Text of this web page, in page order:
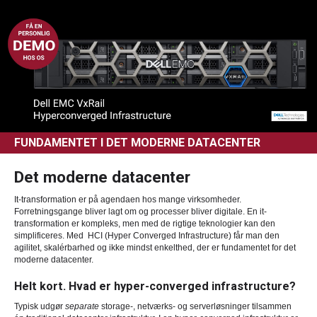
FUNDAMENTET I DET MODERNE DATACENTER
Det moderne datacenter
It-transformation er på agendaen hos mange virksomheder.
Forretningsgange bliver lagt om og processer bliver digitale. En it-
transformation er kompleks, men med de rigtige teknologier kan den
simplificeres. Med HCI (Hyper Converged Infrastructure) får man den
agilitet, skalérbarhed og ikke mindst enkelthed, der er fundamentet for det
moderne datacenter.
Helt kort. Hvad er hyper-converged infrastructure?
Typisk udgørseparate storage-, netværks- og serverløsninger tilsammen